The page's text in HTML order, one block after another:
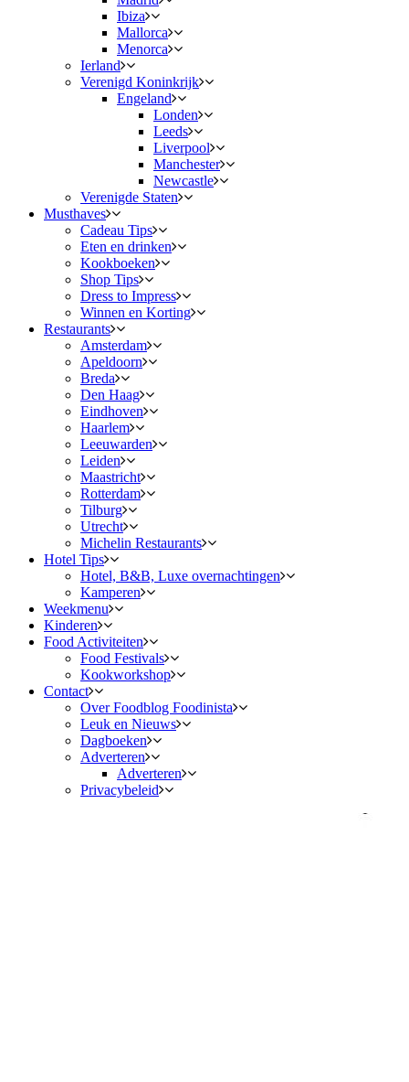
Ibiza
Mallorca
Menorca
Ierland
Verenigd Koninkrijk
Engeland
Londen
Leeds
Liverpool
Manchester
Newcastle
Verenigde Staten
Musthaves
Cadeau Tips
Eten en drinken
Kookboeken
Shop Tips
Dress to Impress
Winnen en Korting
Restaurants
Amsterdam
Apeldoorn
Breda
Den Haag
Eindhoven
Haarlem
Leeuwarden
Leiden
Maastricht
Rotterdam
Tilburg
Utrecht
Michelin Restaurants
Hotel Tips
Hotel, B&B, Luxe overnachtingen
Kamperen
Weekmenu
Kinderen
Food Activiteiten
Food Festivals
Kookworkshop
Contact
Over Foodblog Foodinista
Leuk en Nieuws
Dagboeken
Adverteren
Adverteren
Privacybeleid